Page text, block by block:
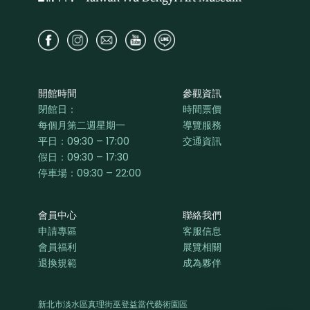
開館時間
閉館日：
每個月第二週星期一
平日： 09:30 – 17:00
假日：09:30 – 17:30
停車場：09:30 – 22:00
參觀資訊
時間票價
導覽服務
交通資訊
會員中心
申請專區
會員福利
退換規範
聯絡我們
客服信息
展覽相關
成為夥伴
新北市淡水區真理街巫登益當代藝術園區